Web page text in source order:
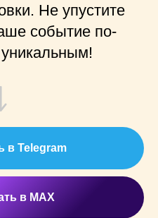
Не упустите
событие по-
в Telegram
в MAX